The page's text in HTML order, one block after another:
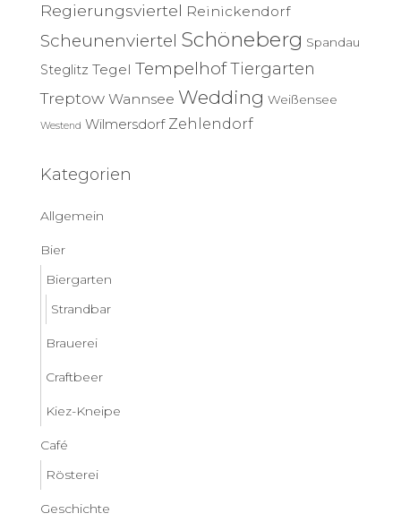
Regierungsviertel Reinickendorf
Scheunenviertel Schöneberg Spandau
Steglitz Tegel TempelhofTiergarten
Treptow Wannsee Wedding Weißensee
Westend Wilmersdorf Zehlendorf
Kategorien
Allgemein
Bier
Biergarten
Strandbar
Brauerei
Craftbeer
Kiez-Kneipe
Café
Rösterei
Geschichte